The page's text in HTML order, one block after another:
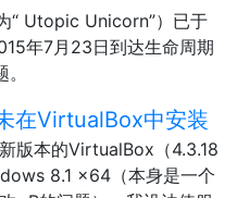
“ Utopic Unicorn”）已于
年7月23日到达生命周期
在VirtualBox中安装
版本的VirtualBox（4.3.18
8.1 x64（本身是一个